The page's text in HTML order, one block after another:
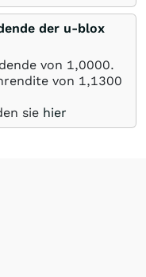
der u-blox
von 1,0000.
von 1,1300
sie hier